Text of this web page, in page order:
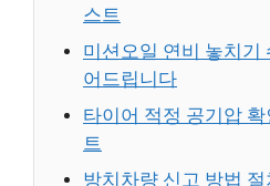
스트
미션오일 연비 놓치기
어드립니다
타이어 적정 공기압
트
방치차량 신고 방법 절